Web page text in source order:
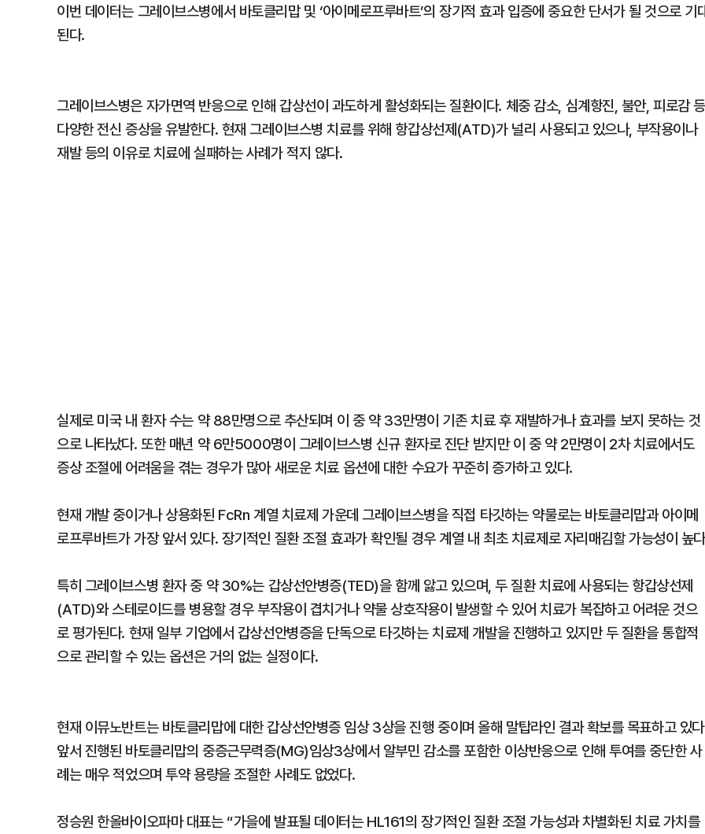
이번 데이터는 그레이브스병에서 바토클리맙 및 ‘아이메로프루바트’의 장기적 효과 입증에 중요한 단서가 될 것으로 기
된다.
그레이브스병은 자가면역 반응으로 인해 갑상선이 과도하게 활성화되는 질환이다. 체중 감소, 심계항진, 불안, 피로감
다양한 전신 증상을 유발한다. 현재 그레이브스병 치료를 위해 항갑상선제(ATD)가 널리 사용되고 있으나, 부작용이나
재발 등의 이유로 치료에 실패하는 사례가 적지 않다.
실제로 미국 내 환자 수는 약 88만명으로 추산되며 이 중 약 33만명이 기존 치료 후 재발하거나 효과를 보지 못하는 것
으로 나타났다. 또한 매년 약 6만5000명이 그레이브스병 신규 환자로 진단 받지만 이 중 약 2만명이 2차 치료에서도
증상 조절에 어려움을 겪는 경우가 많아 새로운 치료 옵션에 대한 수요가 꾸준히 증가하고 있다.
현재 개발 중이거나 상용화된 FcRn 계열 치료제 가운데 그레이브스병을 직접 타깃하는 약물로는 바토클리맙과 아이메
로프루바트가 가장 앞서 있다. 장기적인 질환 조절 효과가 확인될 경우 계열 내 최초 치료제로 자리매김할 가능성이 높
특히 그레이브스병 환자 중 약 30%는 갑상선안병증(TED)을 함께 앓고 있으며, 두 질환 치료에 사용되는 항갑상선제
(ATD)와 스테로이드를 병용할 경우 부작용이 겹치거나 약물 상호작용이 발생할 수 있어 치료가 복잡하고 어려운 것으
로 평가된다. 현재 일부 기업에서 갑상선안병증을 단독으로 타깃하는 치료제 개발을 진행하고 있지만 두 질환을 통합적
으로 관리할 수 있는 옵션은 거의 없는 실정이다.
현재 이뮤노반트는 바토클리맙에 대한 갑상선안병증 임상 3상을 진행 중이며 올해 말탑라인 결과 확보를 목표하고 있
앞서 진행된 바토클리맙의 중증근무력증(MG)임상3상에서 알부민 감소를 포함한 이상반응으로 인해 투여를 중단한 사
례는 매우 적었으며 투약 용량을 조절한 사례도 없었다.
정승원 한올바이오파마 대표는 “가을에 발표될 데이터는 HL161의 장기적인 질환 조절 가능성과 차별화된 치료 가치를